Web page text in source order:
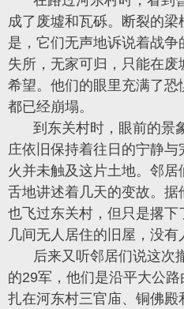
成了废墟和瓦砾。断裂的
是，它们无声地诉说着战
失所，无家可归，只能在
希望。他们的眼里充满了
都已经崩塌。
到东关村时，眼前的景
庄依旧保持着往日的宁静
火并未触及这片土地。邻
舌地讲述着几天的变故。
也飞过东关村，但只是撂
几间无人居住的旧屋，没有
后来又听邻居们说这次
的29军，他们是沿平大公
扎在河东村三官庙、铜佛